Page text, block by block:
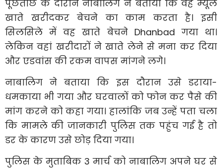
पूछताछ के दौरान नाबालिग ने बताया कि वह म्यूल
खाते खरीदकर बेचने का काम करता है। इसी
सिलसिले में वह खाते बेचने Dhanbad गया था।
लेकिन वहां खरीदारों ने खाते लेने से मना कर दिया
और एडवांस की रकम वापस मांगने लगे।
नाबालिग ने बताया कि इस दौरान उसे डराया-
धमकाया भी गया और घरवालों को फोन कर पैसे की
मांग करने को कहा गया। हालांकि जब उन्हें पता चला
कि मामले की जानकारी पुलिस तक पहुंच गई है तो
डर के कारण उसे छोड़ दिया गया।
पुलिस के मुताबिक 3 मार्च को नाबालिग अपने घर से